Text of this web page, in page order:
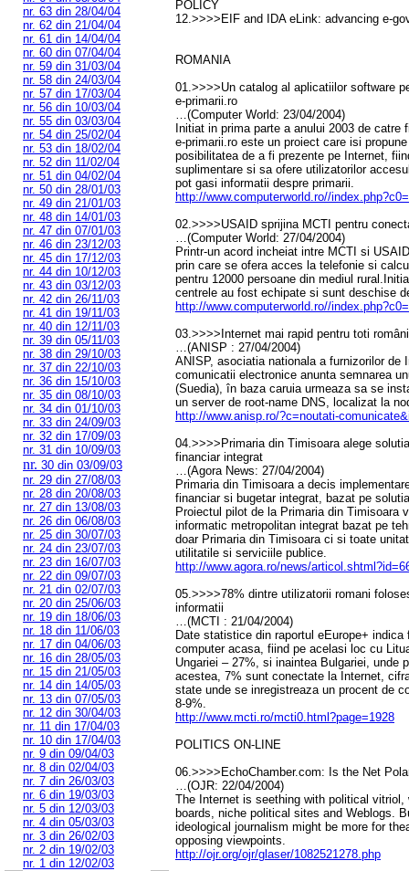
nr. 63 din 28/04/04
nr. 62 din 21/04/04
nr. 61 din 14/04/04
nr. 60 din 07/04/04
nr. 59 din 31/03/04
nr. 58 din 24/03/04
nr. 57 din 17/03/04
nr. 56 din 10/03/04
nr. 55 din 03/03/04
nr. 54 din 25/02/04
nr. 53 din 18/02/04
nr. 52 din 11/02/04
nr. 51 din 04/02/04
nr. 50 din 28/01/03
nr. 49 din 21/01/03
nr. 48 din 14/01/03
nr. 47 din 07/01/03
nr. 46 din 23/12/03
nr. 45 din 17/12/03
nr. 44 din 10/12/03
nr. 43 din 03/12/03
nr. 42 din 26/11/03
nr. 41 din 19/11/03
nr. 40 din 12/11/03
nr. 39 din 05/11/03
nr. 38 din 29/10/03
nr. 37 din 22/10/03
nr. 36 din 15/10/03
nr. 35 din 08/10/03
nr. 34 din 01/10/03
nr. 33 din 24/09/03
nr. 32 din 17/09/03
nr. 31 din 10/09/03
nr. 30 din 03/09/03
nr. 29 din 27/08/03
nr. 28 din 20/08/03
nr. 27 din 13/08/03
nr. 26 din 06/08/03
nr. 25 din 30/07/03
nr. 24 din 23/07/03
nr. 23 din 16/07/03
nr. 22 din 09/07/03
nr. 21 din 02/07/03
nr. 20 din 25/06/03
nr. 19 din 18/06/03
nr. 18 din 11/06/03
nr. 17 din 04/06/03
nr. 16 din 28/05/03
nr. 15 din 21/05/03
nr. 14 din 14/05/03
nr. 13 din 07/05/03
nr. 12 din 30/04/03
nr. 11 din 17/04/03
nr. 10 din 17/04/03
nr. 9 din 09/04/03
nr. 8 din 02/04/03
nr. 7 din 26/03/03
nr. 6 din 19/03/03
nr. 5 din 12/03/03
nr. 4 din 05/03/03
nr. 3 din 26/02/03
nr. 2 din 19/02/03
nr. 1 din 12/02/03
POLICY
12.>>>>EIF and IDA eLink: advancing e-
ROMANIA
01.>>>>Un catalog al aplicatiilor software
e-primarii.ro
…(Computer World: 23/04/2004)
Initiat in prima parte a anului 2003 de catre
e-primarii.ro este un proiect care isi
posibilitatea de a fi prezente pe Internet,
suplimentare si sa ofere utilizatorilor
pot gasi informatii despre primarii.
http://www.computerworld.ro//
02.>>>>USAID sprijina MCTI pentru
…(Computer World: 27/04/2004)
Printr-un acord incheiat intre MCTI si
prin care se ofera acces la telefonie si
pentru 12000 persoane din mediul
centrele au fost echipate si sunt deschise
http://www.computerworld.ro//
03.>>>>Internet mai rapid pentru toti
…(ANISP : 27/04/2004)
ANISP, asociatia nationala a furnizorilor de
comunicatii electronice anunta semnarea
(Suedia), în baza caruia urmeaza sa se
un server de root-name DNS, localizat la
http://www.anisp.ro/?c=noutati-
04.>>>>Primaria din Timisoara alege
financiar integrat
…(Agora News: 27/04/2004)
Primaria din Timisoara a decis
financiar si bugetar integrat, bazat pe
Proiectul pilot de la Primaria din Timisoara
informatic metropolitan integrat bazat pe
doar Primaria din Timisoara ci si toate
utilitatile si serviciile publice.
http://www.agora.ro/news/
05.>>>>78% dintre utilizatorii romani
informatii
…(MCTI : 21/04/2004)
Date statistice din raportul eEurope+
computer acasa, fiind pe acelasi loc cu
Ungariei – 27%, si inaintea Bulgariei, unde
acestea, 7% sunt conectate la Internet,
state unde se inregistreaza un procent de
8-9%.
http://www.mcti.ro/mcti0.html?page=1928
POLITICS ON-LINE
06.>>>>EchoChamber.com: Is the Net
…(OJR: 22/04/2004)
The Internet is seething with political
boards, niche political sites and Weblogs.
ideological journalism might be more for
opposing viewpoints.
http://ojr.org/ojr/glaser/1082521278.php